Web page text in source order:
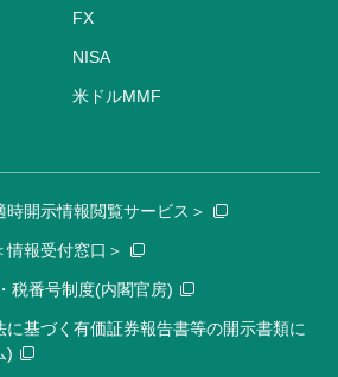
FX
NISA
米ドルMMF
開示情報閲覧サービス＞
報受付窓口＞
税番号制度(内閣官房)
に基づく有価証券報告書等の開示書類に
)